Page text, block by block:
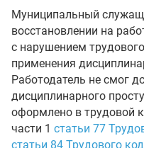
Муниципальный
восстановлении на
с нарушением
применения
Работодатель не смог
дисциплинарного
оформлено в трудовой
части 1 статьи 77
статьи 84 Трудового